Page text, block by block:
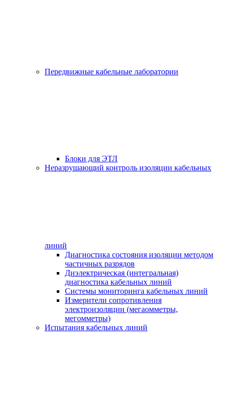
Передвижные кабельные лаборатории
Блоки для ЭТЛ
Неразрушающий контроль изоляции кабельных
линий
Диагностика состояния изоляции методом
частичных разрядов
Диэлектрическая (интегральная)
диагностика кабельных линий
Системы мониторинга кабельных линий
Измерители сопротивления
электроизоляции (мегаомметры,
мегомметры)
Испытания кабельных линий